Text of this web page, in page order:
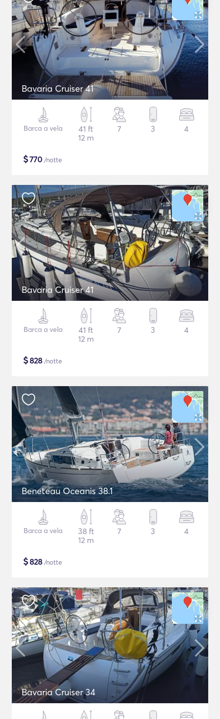
Bavaria Cruiser 41
Barca a vela
41 ft
12 m
7 3 4
$770 /notte
Bavaria Cruiser 41
Barca a vela
41 ft
12 m
7 3 4
$828 /notte
Beneteau Oceanis 38.1
Barca a vela
38 ft
12 m
7 3 4
$828 /notte
Bavaria Cruiser 34